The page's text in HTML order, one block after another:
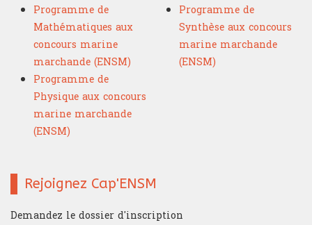
Programme de
Mathématiques aux
concours marine
marchande (ENSM)
Programme de
Physique aux concours
marine marchande
(ENSM)
Programme de
Synthèse aux concours
marine marchande
(ENSM)
Rejoignez Cap'ENSM
Demandez le dossier d'inscription